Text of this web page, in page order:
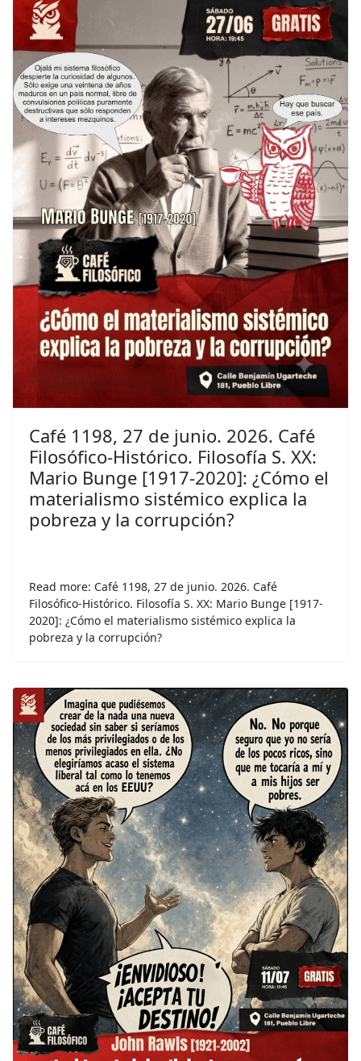
Café 1198, 27 de junio. 2026. Café
Filosófico-Histórico. Filosofía S. XX:
Mario Bunge [1917-2020]: ¿Cómo el
materialismo sistémico explica la
pobreza y la corrupción?
Read more: Café 1198, 27 de junio. 2026. Café
Filosófico-Histórico. Filosofía S. XX: Mario Bunge [1917-
2020]: ¿Cómo el materialismo sistémico explica la
pobreza y la corrupción?